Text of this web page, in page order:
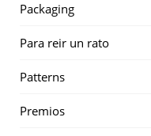
Packaging
Para reir un rato
Patterns
Premios